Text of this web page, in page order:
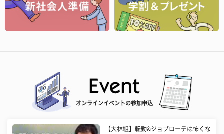
オンラインイベントの参加申込
【大林組】転勤&ジョブローテは怖くな